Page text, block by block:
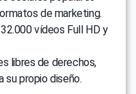
de marketing.
vídeos Full HD y
libres de derechos,
su propio diseño.